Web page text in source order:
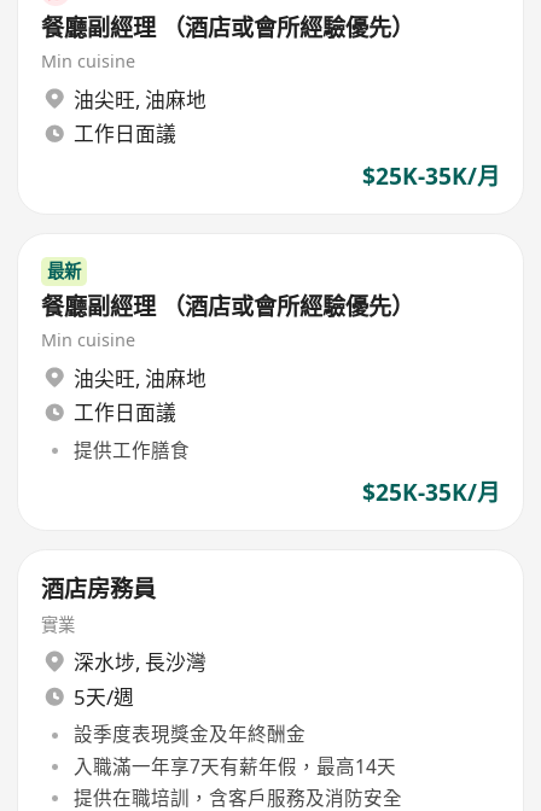
餐廳副經理 （酒店或會所經驗優先）
Min cuisine
油尖旺, 油麻地
工作日面議
$25K-35K/月
最新
餐廳副經理 （酒店或會所經驗優先）
Min cuisine
油尖旺, 油麻地
工作日面議
提供工作膳食
$25K-35K/月
酒店房務員
實業
深水埗, 長沙灣
5天/週
設季度表現獎金及年終酬金
入職滿一年享7天有薪年假，最高14天
提供在職培訓，含客戶服務及消防安全